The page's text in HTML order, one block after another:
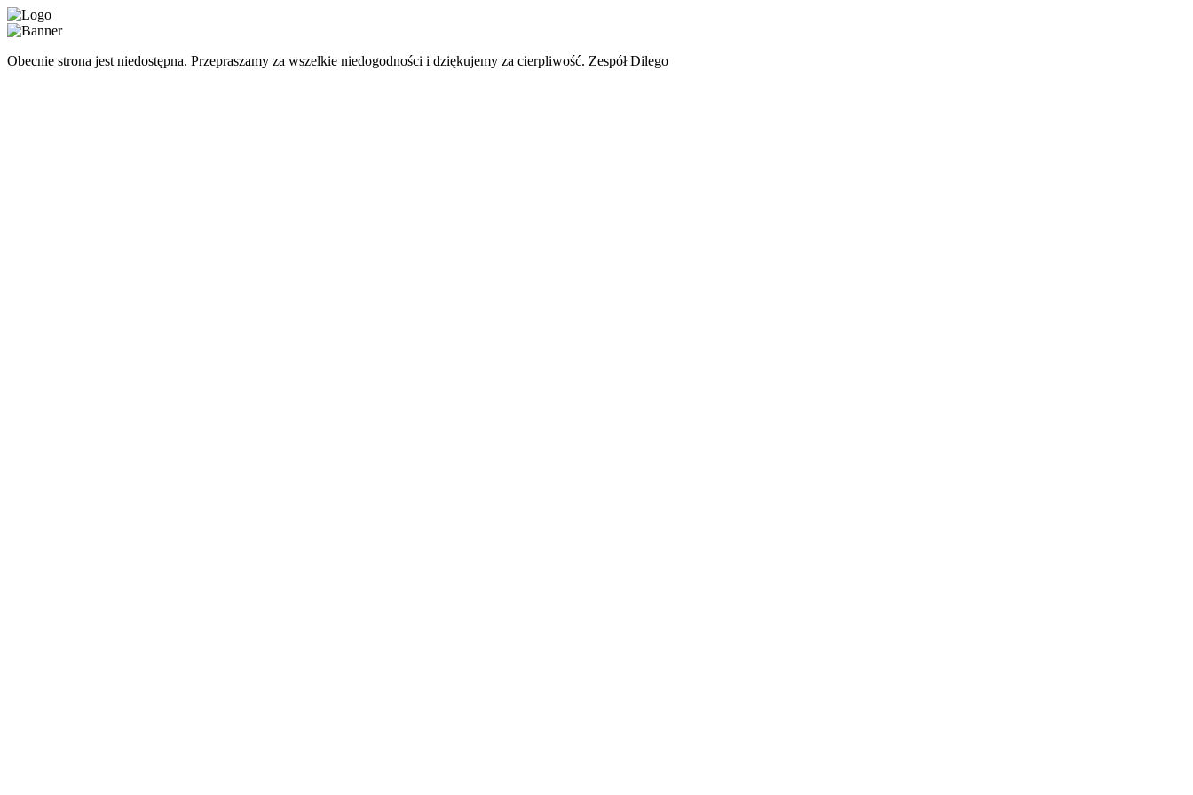
Obecnie strona jest niedostępna. Przepraszamy za wszelkie niedogodności i dziękujemy za cierpliwość. Zespół Dilego